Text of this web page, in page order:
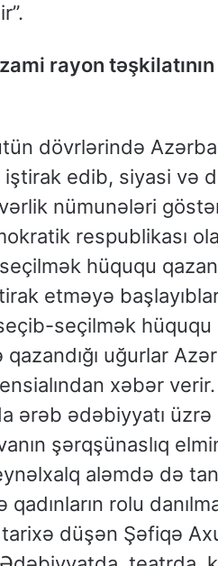
rayon
dövrlərində
edib, siyasi və
nümunələri
respublikası
hüququ
etməyə
seçilmək
uğurlar
xəbər
ərəb ədəbiyyatı üzrə
şərqşünaslıq
aləmdə də
rolu
düşən Şəfiqə